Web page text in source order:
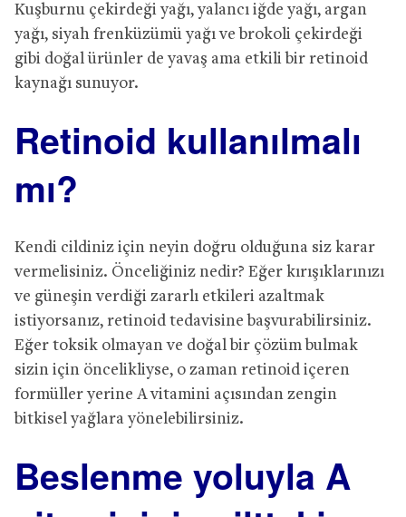
Kuşburnu çekirdeği yağı, yalancı iğde yağı, argan
yağı, siyah frenküzümü yağı ve brokoli çekirdeği
gibi doğal ürünler de yavaş ama etkili bir retinoid
kaynağı sunuyor.
Retinoid kullanılmalı
mı?
Kendi cildiniz için neyin doğru olduğuna siz karar
vermelisiniz. Önceliğiniz nedir? Eğer kırışıklarınızı
ve güneşin verdiği zararlı etkileri azaltmak
istiyorsanız, retinoid tedavisine başvurabilirsiniz.
Eğer toksik olmayan ve doğal bir çözüm bulmak
sizin için öncelikliyse, o zaman retinoid içeren
formüller yerine A vitamini açısından zengin
bitkisel yağlara yönelebilirsiniz.
Beslenme yoluyla A